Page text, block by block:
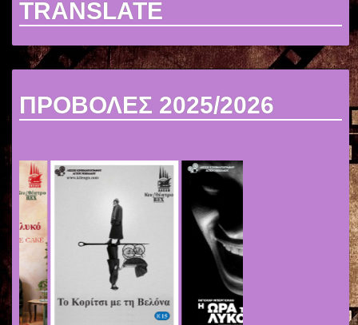
TRANSLATE
ΠΡΟΒΟΛΕΣ 2025/2026